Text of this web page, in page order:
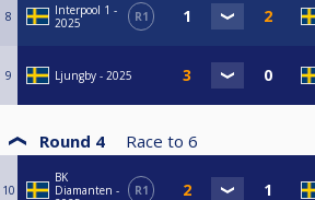
8
Interpool 1 -
2025
R1
9 Ljungby - 2025
Round 4 Race to 6
10
BK
Diamanten -
R1